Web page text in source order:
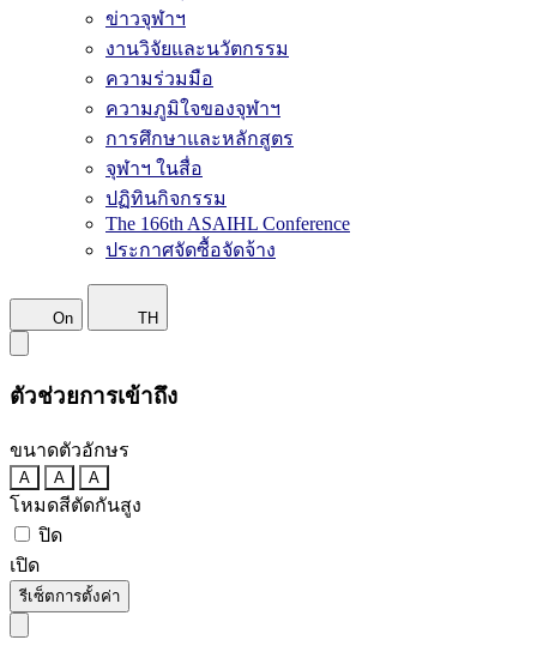
ข่าวจุฬาฯ
งานวิจัยและนวัตกรรม
ความร่วมมือ
ความภูมิใจของจุฬาฯ
การศึกษาและหลักสูตร
จุฬาฯ ในสื่อ
ปฏิทินกิจกรรม
The 166th ASAIHL Conference
ประกาศจัดซื้อจัดจ้าง
On TH
ตัวช่วยการเข้าถึง
ขนาดตัวอักษร
A A A
โหมดสีตัดกันสูง
ปิด
เปิด
รีเซ็ตการตั้งค่า